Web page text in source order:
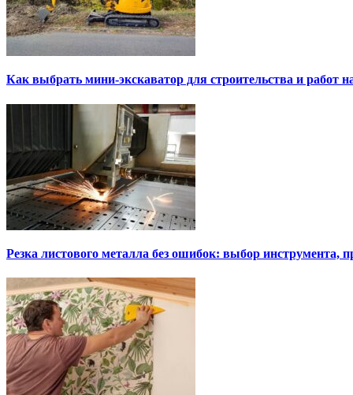
Как выбрать мини-экскаватор для строительства и работ
Резка листового металла без ошибок: выбор инструмента,